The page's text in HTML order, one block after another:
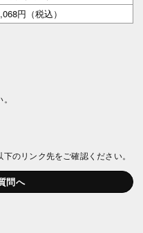
円（税込）
のリンク先をご確認ください。
問へ